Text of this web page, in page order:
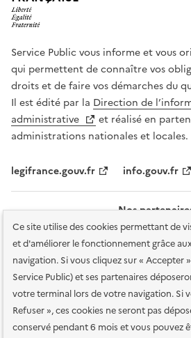
Ce site utilise des cookies permettant de
et d'améliorer le fonctionnement grâce
navigation. Si vous cliquez sur « Accepter
Service Public) et ses partenaires
votre terminal lors de votre navigation. Si
Refuser », ces cookies ne seront pas
conservé pendant 6 mois et vous pouvez
Service Public vous informe et vous
qui permettent de connaître vos
droits et de faire vos démarches du
Il est édité par la Direction de
administrative
et réalisé en
administrations nationales et locales.
legifrance.gouv.fr info.gouv.fr
Nos
Plan du site Accessibilité : totalement
services en ligne Mentions légales Données